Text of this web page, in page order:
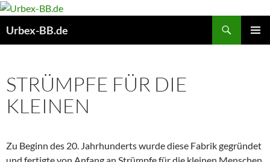
Urbex-BB.de
STRÜMPFE FÜR DIE
KLEINEN
Zu Beginn des 20. Jahrhunderts wurde diese Fabrik gegründet